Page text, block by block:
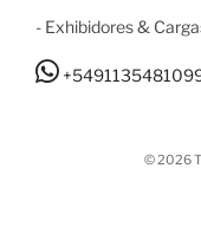
- Exhibidores &
© 2026